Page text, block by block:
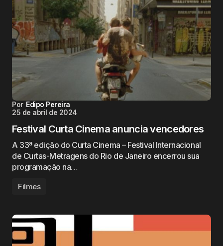
Por Edipo Pereira
25 de abril de 2024
Festival Curta Cinema anuncia vencedores
A 33ª edição do Curta Cinema – Festival Internacional
de Curtas-Metragens do Rio de Janeiro encerrou sua
programação na…
Filmes